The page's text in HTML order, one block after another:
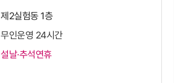
제2실험동 1층
무인운영 24시간
설날·추석연휴